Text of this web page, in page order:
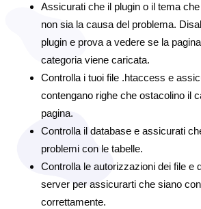
Assicurati che il plugin o il tema
non sia la causa del problema.
plugin e prova a vedere se la
categoria viene caricata.
Controlla i tuoi file .htaccess e
contengano righe che ostacolino il
pagina.
Controlla il database e assicurati
problemi con le tabelle.
Controlla le autorizzazioni dei file e
server per assicurarti che siano
correttamente.